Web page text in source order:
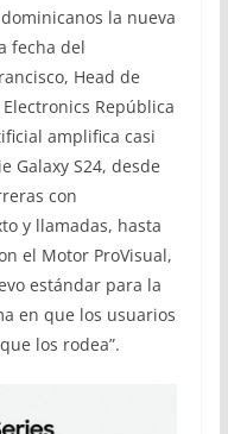
la nueva
fecha del
Head de
República
amplifica casi
Galaxy S24, desde
con
y llamadas, hasta
el Motor ProVisual,
estándar para la
en que los usuarios
los rodea”.